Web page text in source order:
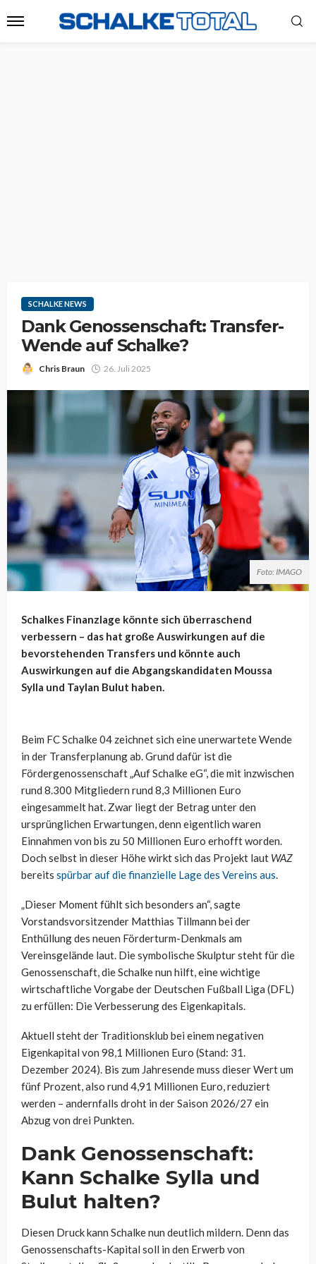
SCHALKE NEWS
Dank Genossenschaft: Transfer-
Wende auf Schalke?
Chris Braun 26. Juli 2025
Foto: IMAGO
Schalkes Finanzlage könnte sich überraschend
verbessern – das hat große Auswirkungen auf die
bevorstehenden Transfers und könnte auch
Auswirkungen auf die Abgangskandidaten Moussa
Sylla und Taylan Bulut haben.
Beim FC Schalke 04 zeichnet sich eine unerwartete Wende
in der Transferplanung ab. Grund dafür ist die
Fördergenossenschaft „Auf Schalke eG“, die mit inzwischen
rund 8.300 Mitgliedern rund 8,3 Millionen Euro
eingesammelt hat. Zwar liegt der Betrag unter den
ursprünglichen Erwartungen, denn eigentlich waren
Einnahmen von bis zu 50 Millionen Euro erhofft worden.
Doch selbst in dieser Höhe wirkt sich das Projekt laut WAZ
bereits spürbar auf die finanzielle Lage des Vereins aus.
„Dieser Moment fühlt sich besonders an“, sagte
Vorstandsvorsitzender Matthias Tillmann bei der
Enthüllung des neuen Förderturm-Denkmals am
Vereinsgelände laut. Die symbolische Skulptur steht für die
Genossenschaft, die Schalke nun hilft, eine wichtige
wirtschaftliche Vorgabe der Deutschen Fußball Liga (DFL)
zu erfüllen: Die Verbesserung des Eigenkapitals.
Aktuell steht der Traditionsklub bei einem negativen
Eigenkapital von 98,1 Millionen Euro (Stand: 31.
Dezember 2024). Bis zum Jahresende muss dieser Wert um
fünf Prozent, also rund 4,91 Millionen Euro, reduziert
werden – andernfalls droht in der Saison 2026/27 ein
Abzug von drei Punkten.
Dank Genossenschaft:
Kann Schalke Sylla und
Bulut halten?
Diesen Druck kann Schalke nun deutlich mildern. Denn das
Genossenschafts-Kapital soll in den Erwerb von